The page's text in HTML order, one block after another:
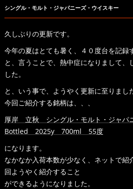
シングル・モルト・ジャパニーズ・ウイスキー
久しぶりの更新です。
今年の夏はとても暑く、４０度台を記録
と、言うことで、熱中症になりまして、
した。
と、いう事で、ようやく更新に至りまし
今回ご紹介する銘柄は、、、
厚岸 立秋 シングル・モルト・ジャパ
Bottled 2025y 700ml 55度
になります。
なかなか入荷本数が少なく、ネットで紹
回ようやく紹介すること
ができるようになりました。